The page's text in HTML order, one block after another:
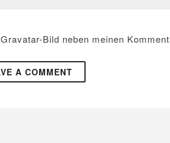
Gravatar-Bild neben meinen